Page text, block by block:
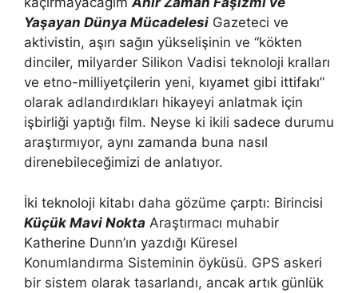
Yaşayan Dünya Mücadelesi Gazeteci ve
aktivistin, aşırı sağın yükselişinin ve “kökten
dinciler, milyarder Silikon Vadisi teknoloji kralları
ve etno-milliyetçilerin yeni, kıyamet gibi ittifakı”
olarak adlandırdıkları hikayeyi anlatmak için
işbirliği yaptığı film. Neyse ki ikili sadece durumu
araştırmıyor, aynı zamanda buna nasıl
direnebileceğimizi de anlatıyor.
İki teknoloji kitabı daha gözüme çarptı: Birincisi
Küçük Mavi Nokta Araştırmacı muhabir
Katherine Dunn’ın yazdığı Küresel
Konumlandırma Sisteminin öyküsü. GPS askeri
bir sistem olarak tasarlandı, ancak artık günlük